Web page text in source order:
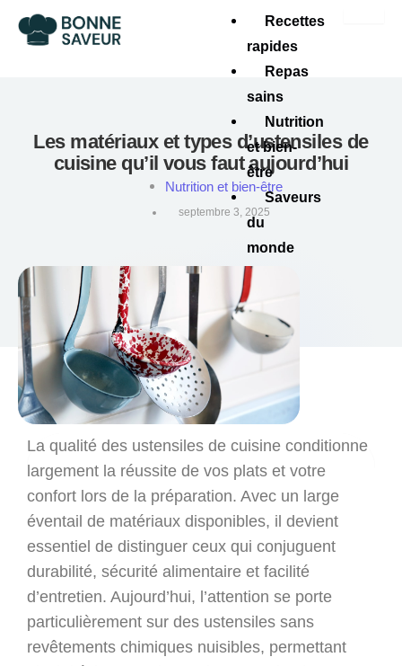
Recettes
rapides
Repas
sains
Nutrition
et bien-
être
Saveurs
du
monde
X
Les matériaux et types d’ustensiles de
cuisine qu’il vous faut aujourd’hui
Nutrition et bien-être
septembre 3, 2025
La qualité des ustensiles de cuisine conditionne
largement la réussite de vos plats et votre
confort lors de la préparation. Avec un large
éventail de matériaux disponibles, il devient
essentiel de distinguer ceux qui conjuguent
durabilité, sécurité alimentaire et facilité
d’entretien. Aujourd’hui, l’attention se porte
particulièrement sur des ustensiles sans
revêtements chimiques nuisibles, permettant